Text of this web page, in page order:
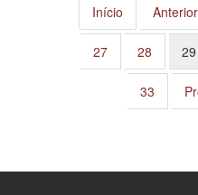
Início
Anterior
27 28 29
33